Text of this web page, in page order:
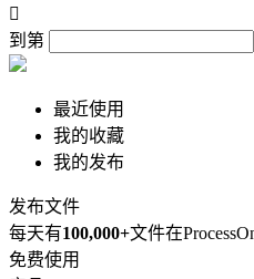

到第
最近使用
我的收藏
我的发布
发布文件
每天有100,000+文件在
免费使用